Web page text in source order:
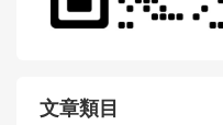
文章類目